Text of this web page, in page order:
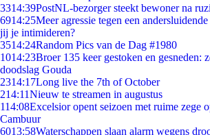
3314:39PostNL-bezorger steekt bewoner na
6914:25Meer agressie tegen een
jij je intimideren?
3514:24Random Pics van de Dag #1980
1014:23Broer 135 keer gestoken en gesneden:
doodslag Gouda
2314:17Long live the 7th of October
214:11Nieuw te streamen in augustus
114:08Excelsior opent seizoen met ruime zege
Cambuur
6013:58Waterschappen slaan alarm wegens